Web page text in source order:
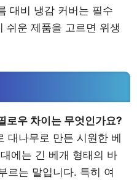
대비 냉감 커버는 필수
쉬운 제품을 고르면 위생
로우 차이는 무엇인가요?
대나무로 만든 시원한 베
에는 긴 베개 형태의 바
르는 말입니다. 특히 여